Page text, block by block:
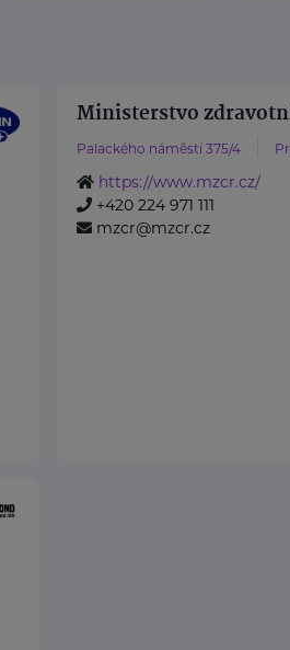
Ministerstvo
Palackého náměstí 375/4
https://www.mzcr.cz/
+420 224 971 111
mzcr@mzcr.cz